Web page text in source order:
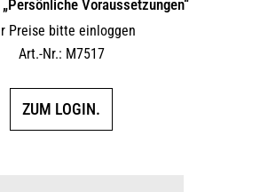
Voraussetzungen“
Preise bitte einloggen
Art.-Nr.: M7517
ZUM LOGIN.